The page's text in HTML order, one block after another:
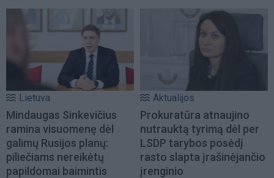
Lietuva
Mindaugas Sinkevičius
ramina visuomenę dėl
galimų Rusijos planų:
piliečiams nereikėtų
papildomai baimintis
Aktualijos
Prokuratūra atnaujino
nutrauktą tyrimą dėl per
LSDP tarybos posėdį
rasto slapta įrašinėjančio
įrenginio